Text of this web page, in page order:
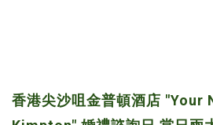
香港尖沙咀金普頓酒店